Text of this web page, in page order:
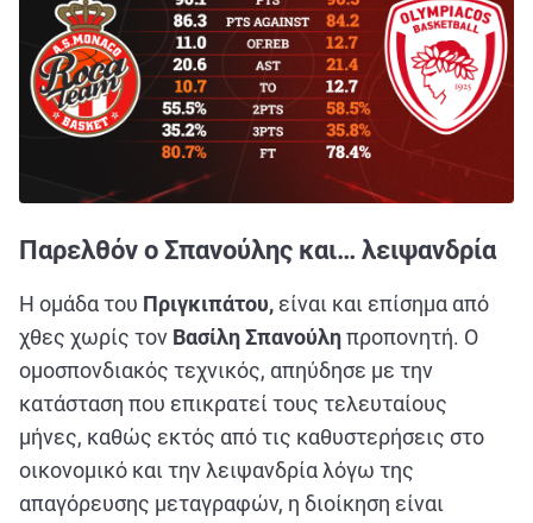
Παρελθόν ο Σπανούλης και… λειψανδρία
Η ομάδα του Πριγκιπάτου, είναι και επίσημα από
χθες χωρίς τον Βασίλη Σπανούληπροπονητή. Ο
ομοσπονδιακός τεχνικός, απηύδησε με την
κατάσταση που επικρατεί τους τελευταίους
μήνες, καθώς εκτός από τις καθυστερήσεις στο
οικονομικό και την λειψανδρία λόγω της
απαγόρευσης μεταγραφών, η διοίκηση είναι